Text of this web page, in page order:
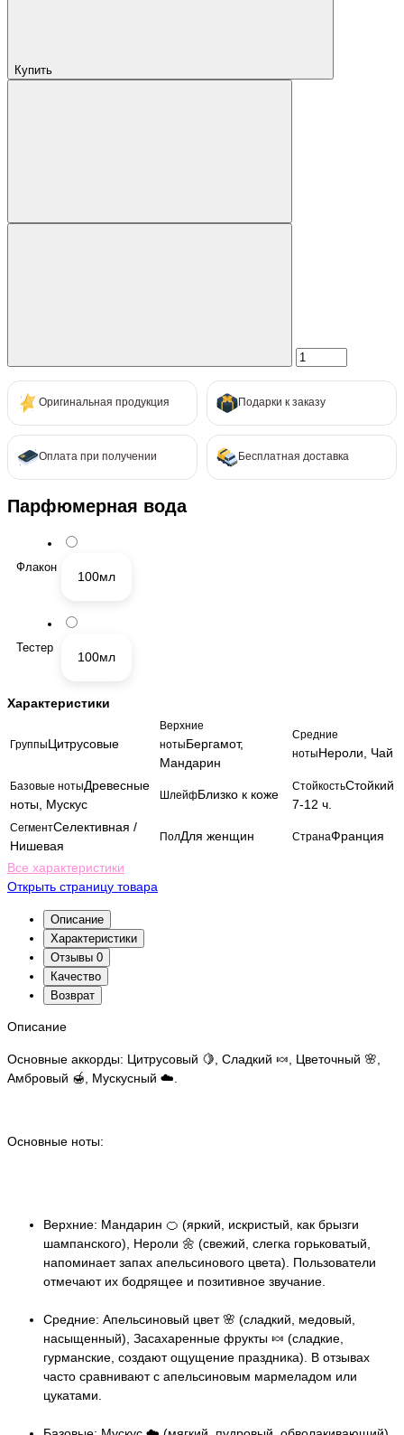
Купить
Оригинальная продукция Подарки к заказу
Оплата при получении Бесплатная доставка
Парфюмерная вода
Флакон
100мл
Тестер
100мл
Характеристики
ГруппыЦитрусовые
Верхние
нотыБергамот,
Мандарин
Средние
нотыНероли, Чай
Базовые нотыДревесные
ноты, Мускус
ШлейфБлизко к коже
СтойкостьСтойкий
7-12 ч.
СегментСелективная /
Нишевая
ПолДля женщин СтранаФранция
Все характеристики
Открыть страницу товара
Описание
Характеристики
Отзывы 0
Качество
Возврат
Описание
Основные аккорды: Цитрусовый 🍋, Сладкий 🍬, Цветочный 🌸,
Амбровый 🍯, Мускусный ☁️.
Основные ноты:
Верхние: Мандарин 🍊 (яркий, искристый, как брызги
шампанского), Нероли 🌼 (свежий, слегка горьковатый,
напоминает запах апельсинового цвета). Пользователи
отмечают их бодрящее и позитивное звучание.
Средние: Апельсиновый цвет 🌸 (сладкий, медовый,
насыщенный), Засахаренные фрукты 🍬 (сладкие,
гурманские, создают ощущение праздника). В отзывах
часто сравнивают с апельсиновым мармеладом или
цукатами.